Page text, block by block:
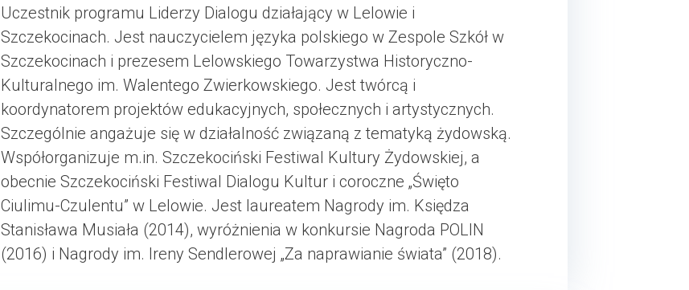
Uczestnik programu Liderzy Dialogu działający w Lelowie i
Szczekocinach. Jest nauczycielem języka polskiego w Zespole Szkół w
Szczekocinach i prezesem Lelowskiego Towarzystwa Historyczno-
Kulturalnego im. Walentego Zwierkowskiego. Jest twórcą i
koordynatorem projektów edukacyjnych, społecznych i artystycznych.
Szczególnie angażuje się w działalność związaną z tematyką żydowską.
Współorganizuje m.in. Szczekociński Festiwal Kultury Żydowskiej, a
obecnie Szczekociński Festiwal Dialogu Kultur i coroczne „Święto
Ciulimu-Czulentu” w Lelowie. Jest laureatem Nagrody im. Księdza
Stanisława Musiała (2014), wyróżnienia w konkursie Nagroda POLIN
(2016) i Nagrody im. Ireny Sendlerowej „Za naprawianie świata” (2018).